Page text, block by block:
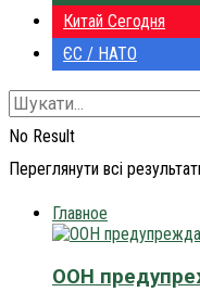
Китай Сегодня
ЄС / НАТО
No Result
Переглянути всі
Главное
ООН